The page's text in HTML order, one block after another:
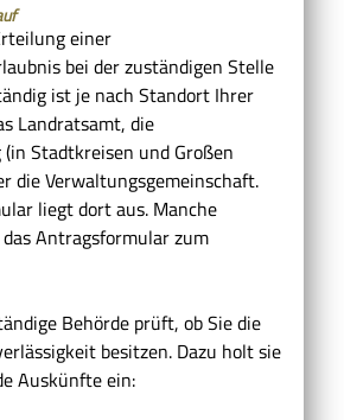
einer
bei der zuständigen Stelle
ist je nach Standort Ihrer
Landratsamt, die
Stadtkreisen und Großen
die Verwaltungsgemeinschaft.
liegt dort aus. Manche
Antragsformular zum
Behörde prüft, ob Sie die
besitzen. Dazu holt sie
Auskünfte ein: